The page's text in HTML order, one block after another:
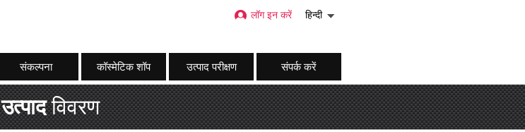
संकल्पना कॉस्मेटिक शॉप उत्पाद परीक्षण संपर्क करें
लॉग इन करें हिन्दी
उत्पादविवरण